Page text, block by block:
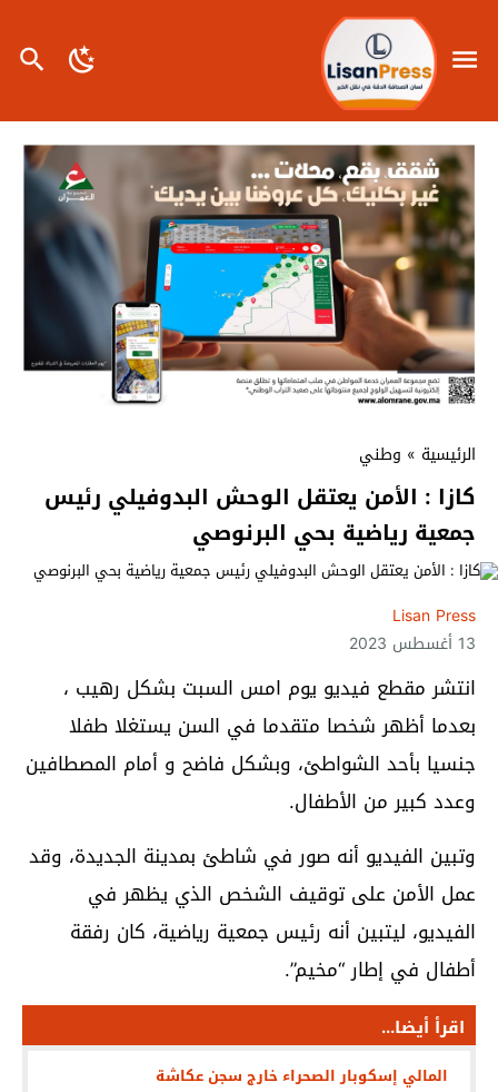
الرئيسية » وطني
كازا : الأمن يعتقل الوحش البدوفيلي رئيس
جمعية رياضية بحي البرنوصي
Lisan Press
13 أغسطس 2023
انتشر مقطع فيديو يوم امس السبت بشكل رهيب ،
بعدما أظهر شخصا متقدما في السن يستغلا طفلا
جنسيا بأحد الشواطئ، وبشكل فاضح و أمام المصطافين
وعدد كبير من الأطفال.
وتبين الفيديو أنه صور في شاطئ بمدينة الجديدة، وقد
عمل الأمن على توقيف الشخص الذي يظهر في
الفيديو، ليتبين أنه رئيس جمعية رياضية، كان رفقة
أطفال في إطار “مخيم”.
اقرأ أيضا...
المالي إسكوبار الصحراء خارج سجن عكاشة